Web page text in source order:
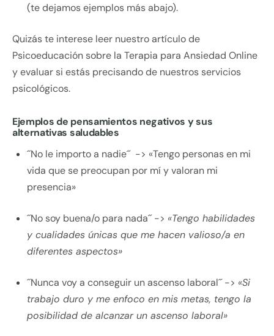
(te dejamos ejemplos más abajo).
Quizás te interese leer nuestro artículo de
Psicoeducación sobre la Terapia para Ansiedad Online
y evaluar si estás precisando de nuestros servicios
psicológicos.
Ejemplos de pensamientos negativos y sus
alternativas saludables
´´No le importo a nadie´´ -> «Tengo personas en mi
vida que se preocupan por mí y valoran mi
presencia»
´´No soy buena/o para nada´´ -> «Tengo habilidades
y cualidades únicas que me hacen valioso/a en
diferentes aspectos»
´´Nunca voy a conseguir un ascenso laboral´´ -> «Si
trabajo duro y me enfoco en mis metas, tengo la
posibilidad de alcanzar un ascenso laboral»